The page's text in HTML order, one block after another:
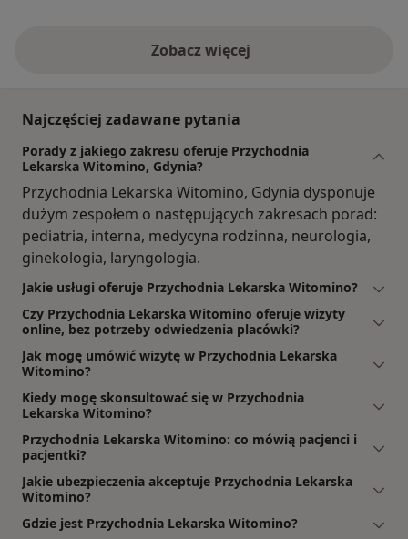
Zobacz więcej
Najczęściej zadawane pytania
Porady z jakiego zakresu oferuje Przychodnia
Lekarska Witomino, Gdynia?
Przychodnia Lekarska Witomino, Gdynia dysponuje
dużym zespołem o następujących zakresach porad:
pediatria, interna, medycyna rodzinna, neurologia,
ginekologia, laryngologia.
Jakie usługi oferuje Przychodnia Lekarska Witomino?
Czy Przychodnia Lekarska Witomino oferuje wizyty
online, bez potrzeby odwiedzenia placówki?
Jak mogę umówić wizytę w Przychodnia Lekarska
Witomino?
Kiedy mogę skonsultować się w Przychodnia
Lekarska Witomino?
Przychodnia Lekarska Witomino: co mówią pacjenci i
pacjentki?
Jakie ubezpieczenia akceptuje Przychodnia Lekarska
Witomino?
Gdzie jest Przychodnia Lekarska Witomino?